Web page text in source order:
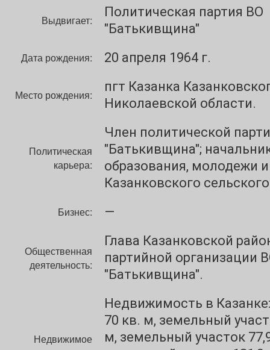
Выдвигает:
Политическая партия ВО
"Батькивщина"
Дата рождения: 20 апреля 1964 г.
Место рождения:
пгт Казанка
Николаевской области.
Политическая
карьера:
Член политической
"Батькивщина";
образования, молодежи
Казанковского
Бизнес: —
Общественная
деятельность:
Глава Казанковской
партийной организации
"Батькивщина".
Недвижимое
Недвижимость в
70 кв. м, земельный
м, земельный участок